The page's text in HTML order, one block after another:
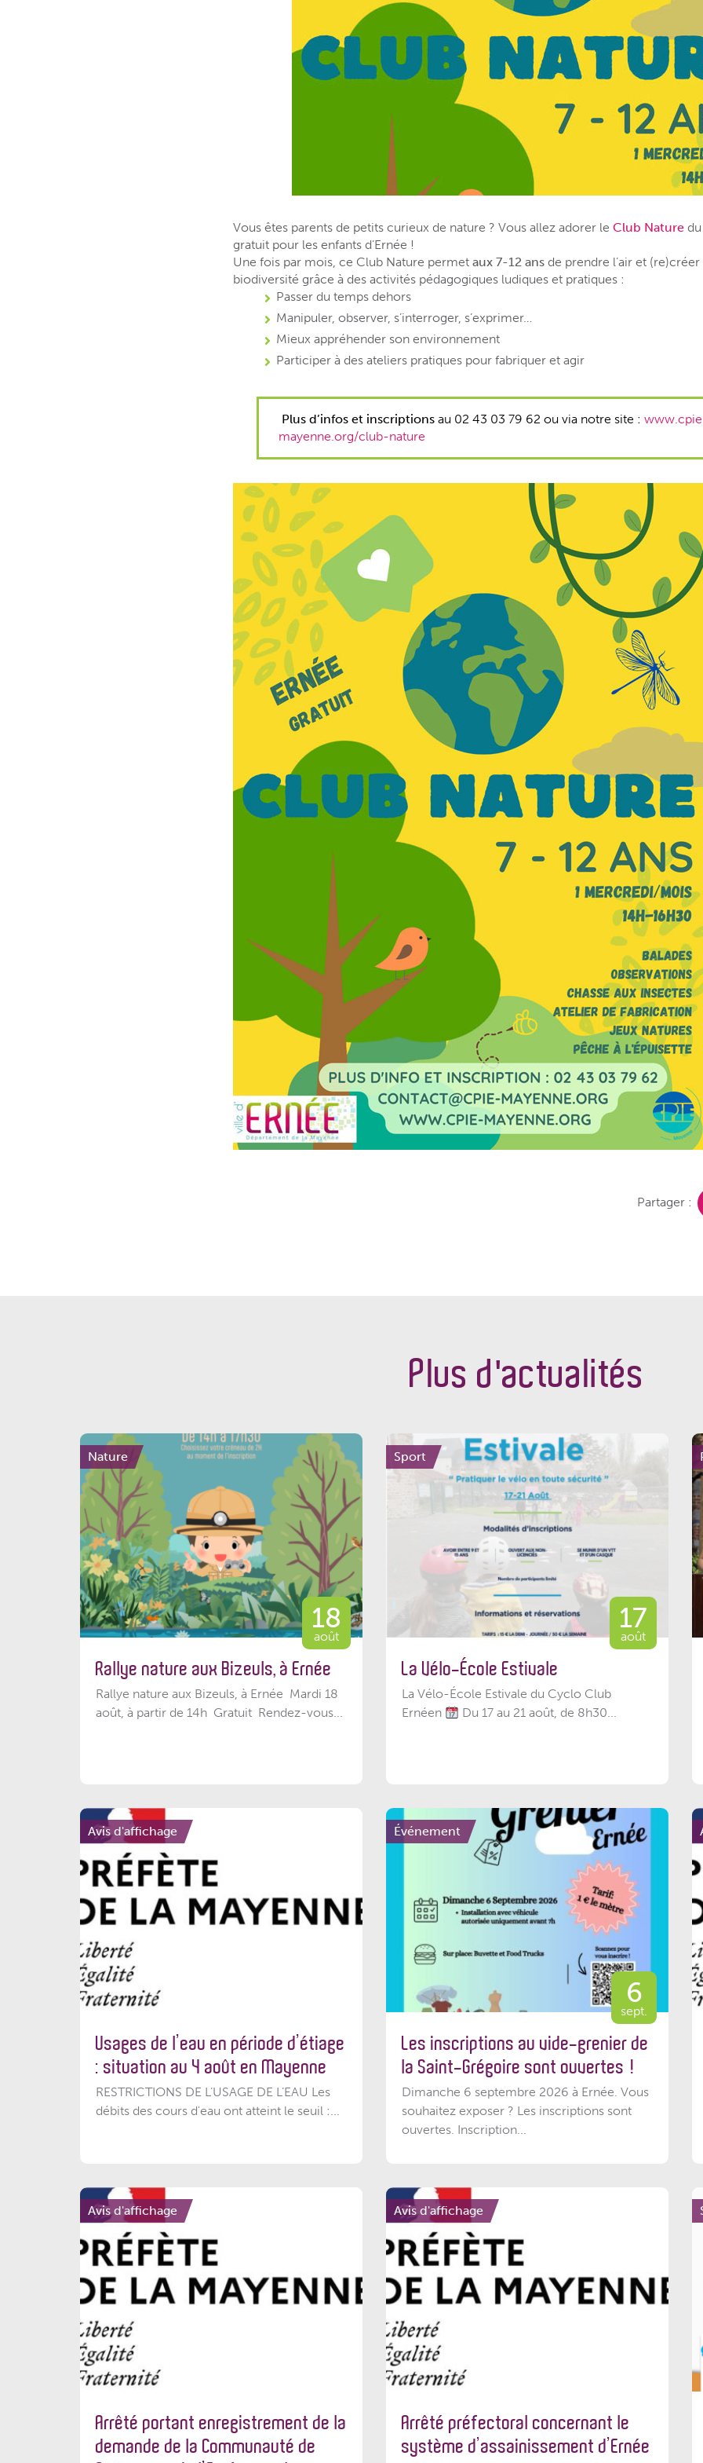
Vous êtes parents de petits curieux de nature ? Vous allez adorer le Club Nature
gratuit pour les enfants d’Ernée !
Une fois par mois, ce Club Nature permet aux 7-12 ans de prendre l’air et
biodiversité grâce à des activités pédagogiques ludiques et pratiques :
Passer du temps dehors
Manipuler, observer, s’interroger, s’exprimer…
Mieux appréhender son environnement
Participer à des ateliers pratiques pour fabriquer et agir
Plus d’infos et inscriptions au 02 43 03 79 62 ou via notre site :
mayenne.org/club-nature
Partager :
Plus d'actualités
Nature
18
août
Rallye nature aux Bizeuls, à Ernée
Rallye nature aux Bizeuls, à Ernée Mardi 18
août, à partir de 14h Gratuit Rendez-vous...
Sport
17
août
La Vélo-École Estivale
La Vélo-École Estivale du Cyclo Club
Ernéen
Du 17 au 21 août, de 8h30...
Avis d'affichage
Usages de l’eau en période d’étiage
: situation au 4 août en Mayenne
RESTRICTIONS DE L’USAGE DE L’EAU Les
débits des cours d'eau ont atteint le seuil :...
Événement
6
sept.
Les inscriptions au vide-grenier de
la Saint-Grégoire sont ouvertes !
Dimanche 6 septembre 2026 à Ernée. Vous
souhaitez exposer ? Les inscriptions sont
ouvertes. Inscription...
Avis d'affichage
Arrêté portant enregistrement de la
demande de la Communauté de
Avis d'affichage
Arrêté préfectoral concernant le
système d’assainissement d’Ernée